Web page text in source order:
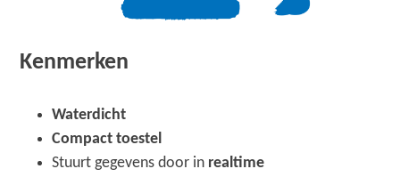
Kenmerken
Waterdicht
Compact toestel
Stuurt gegevens door in realtime